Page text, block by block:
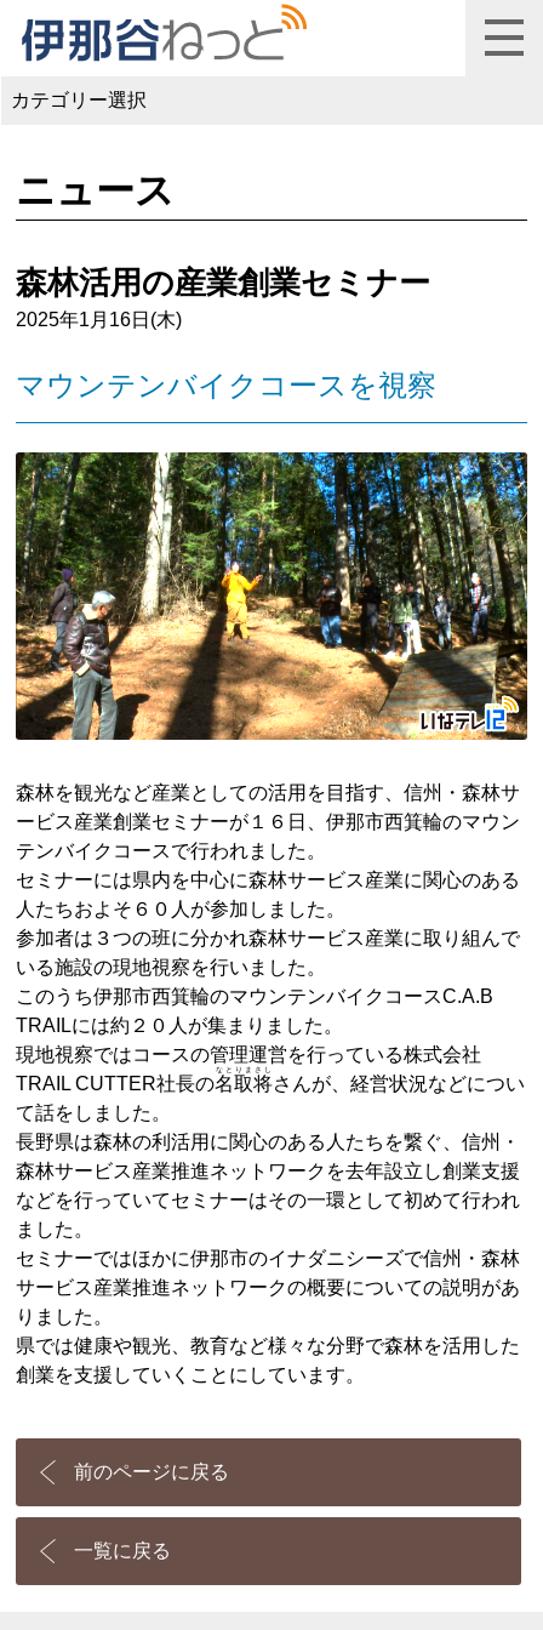
カテゴリー選択
ニュース
森林活用の産業創業セミナー
2025年1月16日(木)
マウンテンバイクコースを視察
森林を観光など産業としての活用を目指す、信州・森林サ
ービス産業創業セミナーが１６日、伊那市西箕輪のマウン
テンバイクコースで行われました。
セミナーには県内を中心に森林サービス産業に関心のある
人たちおよそ６０人が参加しました。
参加者は３つの班に分かれ森林サービス産業に取り組んで
いる施設の現地視察を行いました。
このうち伊那市西箕輪のマウンテンバイクコースC.A.B
TRAILには約２０人が集まりました。
現地視察ではコースの管理運営を行っている株式会社
TRAIL CUTTER社長の名取将
なとりまさし
さんが、経営状況などについ
て話をしました。
長野県は森林の利活用に関心のある人たちを繋ぐ、信州・
森林サービス産業推進ネットワークを去年設立し創業支援
などを行っていてセミナーはその一環として初めて行われ
ました。
セミナーではほかに伊那市のイナダニシーズで信州・森林
サービス産業推進ネットワークの概要についての説明があ
りました。
県では健康や観光、教育など様々な分野で森林を活用した
創業を支援していくことにしています。
前のページに戻る
一覧に戻る